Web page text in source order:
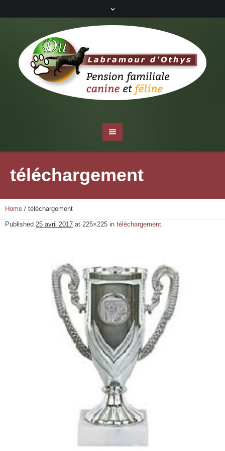
téléchargement
Home / téléchargement
Published 25 avril 2017 at 225×225 in téléchargement.